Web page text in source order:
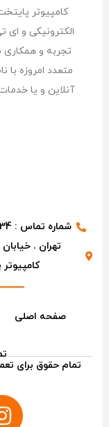
کامپیوتر
الکترونیکی و
تجربه و
متعدد امروزه
آنلاین و یا
شماره تماس : 02188679834
تهران .
کامپیوتر
صفحه اصلی
تمام حقوق برای